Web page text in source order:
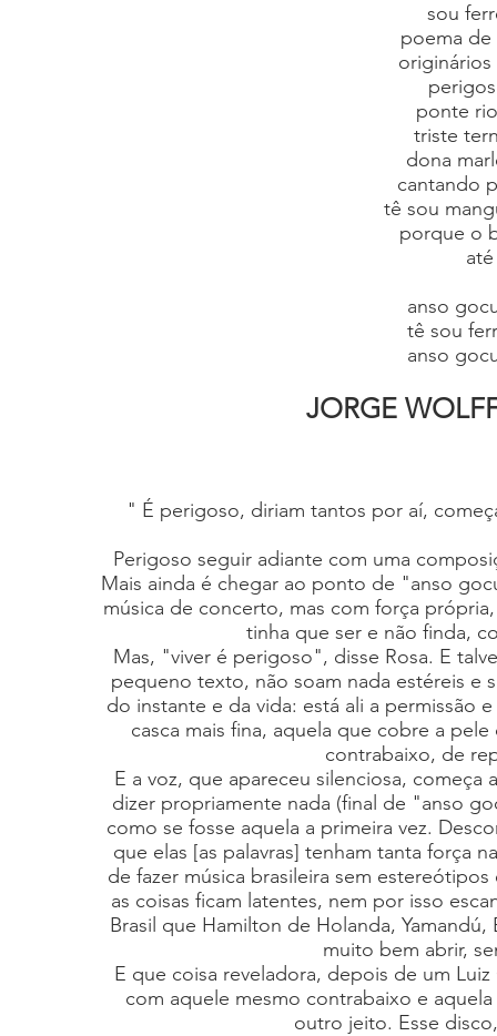
sou
poema
originários
ponte
triste
dona
cantando
tê sou
porque o
anso
tê sou
anso
JORGE
" É perigoso, diriam tantos por aí,
Perigoso seguir adiante com uma
Mais ainda é chegar ao ponto de "anso
música de concerto, mas com força
tinha que ser e não finda,
Mas, "viver é perigoso", disse Rosa. E
pequeno texto, não soam nada estéreis e
do instante e da vida: está ali a permissão
casca mais fina, aquela que cobre a
contrabaixo, de
E a voz, que apareceu silenciosa,
dizer propriamente nada (final de "anso
como se fosse aquela a primeira vez.
que elas [as palavras] tenham tanta força
de fazer música brasileira sem
as coisas ficam latentes, nem por isso
Brasil que Hamilton de Holanda,
muito bem abrir,
E que coisa reveladora, depois de um
com aquele mesmo contrabaixo e
outro jeito. Esse